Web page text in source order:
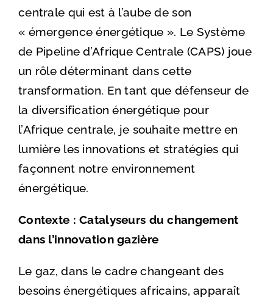
centrale qui est à l’aube de son
« émergence énergétique ». Le Système
de Pipeline d’Afrique Centrale (CAPS) joue
un rôle déterminant dans cette
transformation. En tant que défenseur de
la diversification énergétique pour
l’Afrique centrale, je souhaite mettre en
lumière les innovations et stratégies qui
façonnent notre environnement
énergétique.
Contexte : Catalyseurs du changement
dans l’innovation gazière
Le gaz, dans le cadre changeant des
besoins énergétiques africains, apparaît